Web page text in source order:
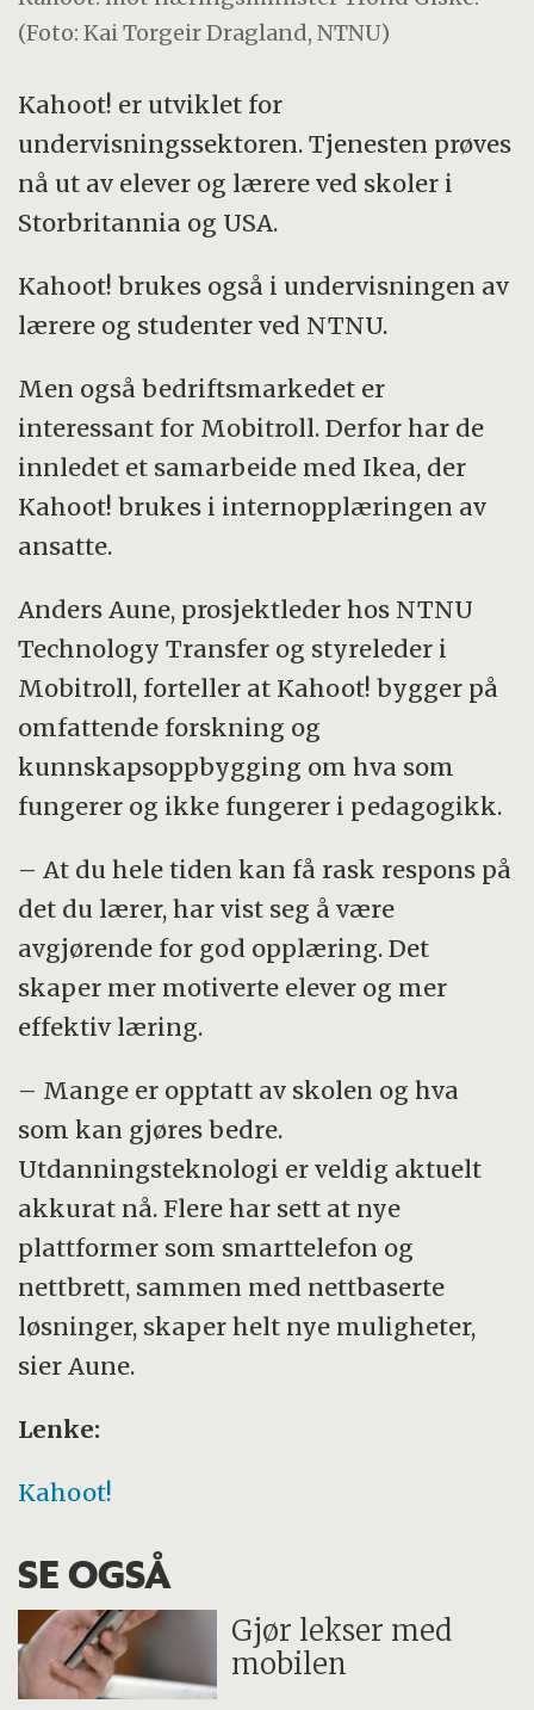
(Foto: Kai Torgeir Dragland, NTNU)
Kahoot! er utviklet for
undervisningssektoren. Tjenesten prøves
nå ut av elever og lærere ved skoler i
Storbritannia og USA.
Kahoot! brukes også i undervisningen av
lærere og studenter ved NTNU.
Men også bedriftsmarkedet er
interessant for Mobitroll. Derfor har de
innledet et samarbeide med Ikea, der
Kahoot! brukes i internopplæringen av
ansatte.
Anders Aune, prosjektleder hos NTNU
Technology Transfer og styreleder i
Mobitroll, forteller at Kahoot! bygger på
omfattende forskning og
kunnskapsoppbygging om hva som
fungerer og ikke fungerer i pedagogikk.
– At du hele tiden kan få rask respons på
det du lærer, har vist seg å være
avgjørende for god opplæring. Det
skaper mer motiverte elever og mer
effektiv læring.
– Mange er opptatt av skolen og hva
som kan gjøres bedre.
Utdanningsteknologi er veldig aktuelt
akkurat nå. Flere har sett at nye
plattformer som smarttelefon og
nettbrett, sammen med nettbaserte
løsninger, skaper helt nye muligheter,
sier Aune.
Lenke:
Kahoot!
SE OGSÅ
Gjør lekser med
mobilen